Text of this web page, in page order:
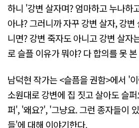
하니 '강변 살자며? 엄마하고 누나하
아냐? 그러니까 자꾸 강변 살자, 강
니면? 강변 죽자도 아니고 강변 살자
로 슬플 이유가 뭐야? 다 합의를 못
남덕현 작가는 <슬픔을 권함>에서 '
소원대로 강변에 집 짓고 살아도 슬
퍼', '왜요?', '그냥요. 그런 종자들이
들'에 대해 이야기한다.